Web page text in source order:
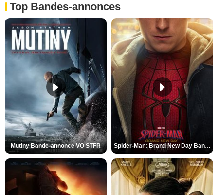
Top Bandes-annonces
Mutiny Bande-annonce VO STFR Spider-Man: Brand New Day Bande-annonce VO STFR